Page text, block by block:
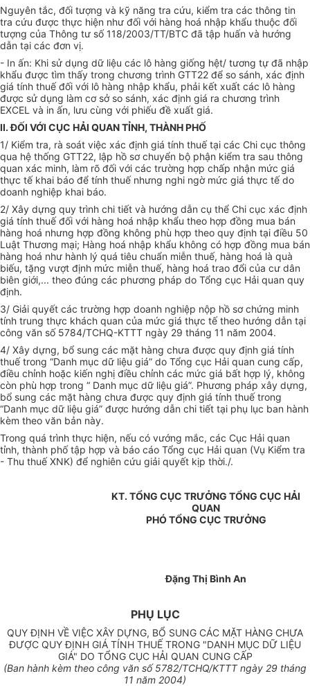
Nguyên tắc, đối tượng và kỹ năng tra cứu, kiểm tra các thông tin
tra cứu được thực hiện như đối với hàng hoá nhập khẩu thuộc đối
tượng của Thông tư số 118/2003/TT/BTC đã tập huấn và hướng
dẫn tại các đơn vị.
- In ấn: Khi sử dụng dữ liệu các lô hàng giống hệt/ tương tự đã nhập
khẩu được tìm thấy trong chương trình GTT22 để so sánh, xác định
giá tính thuế đối với lô hàng nhập khẩu, phải kết xuất các lô hàng
được sử dụng làm cơ sở so sánh, xác định giá ra chương trình
EXCEL và in ấn, lưu cùng với phiếu đề xuất giá.
II. ĐỐI VỚI CỤC HẢI QUAN TỈNH, THÀNH PHỐ
1/ Kiểm tra, rà soát việc xác định giá tính thuế tại các Chi cục thông
qua hệ thống GTT22, lập hồ sơ chuyển bộ phận kiểm tra sau thông
quan xác minh, làm rõ đối với các trường hợp chấp nhận mức giá
thực tế khai báo để tính thuế nhưng nghi ngờ mức giá thực tế do
doanh nghiệp khai báo.
2/ Xây dựng quy trình chi tiết và hướng dẫn cụ thể Chi cục xác định
giá tính thuế đối với hàng hoá nhập khẩu theo hợp đồng mua bán
hàng hoá nhưng hợp đồng không phù hợp theo quy định tại điều 50
Luật Thương mại; Hàng hoá nhập khẩu không có hợp đồng mua bán
hàng hoá như hành lý quá tiêu chuẩn miễn thuế, hàng hoá là quà
biếu, tặng vượt định mức miễn thuế, hàng hoá trao đổi của cư dân
biên giới,... theo đúng các phương pháp do Tổng cục Hải quan quy
định.
3/ Giải quyết các trường hợp doanh nghiệp nộp hồ sơ chứng minh
tính trung thực khách quan của mức giá thực tế theo hướng dẫn tại
công văn số 5784/TCHQ-KTTT ngày 29 tháng 11 năm 2004.
4/ Xây dựng, bổ sung các mặt hàng chưa được quy định giá tính
thuế trong “Danh mục dữ liệu giá” do Tổng cục Hải quan cung cấp,
điều chỉnh hoặc kiến nghị điều chỉnh các mức giá bất hợp lý, không
còn phù hợp trong “ Danh mục dữ liệu giá”. Phương pháp xây dựng,
bổ sung các mặt hàng chưa được quy định giá tính thuế trong
“Danh mục dữ liệu giá” được hướng dẫn chi tiết tại phụ lục ban hành
kèm theo văn bản này.
Trong quá trình thực hiện, nếu có vướng mắc, các Cục Hải quan
tỉnh, thành phố tập hợp và báo cáo Tổng cục Hải quan (Vụ Kiểm tra
- Thu thuế XNK) để nghiên cứu giải quyết kịp thời./.
KT. TỔNG CỤC TRƯỞNG TỔNG CỤC HẢI
QUAN
PHÓ TỔNG CỤC TRƯỞNG
Đặng Thị Bình An
PHỤ LỤC
QUY ĐỊNH VỀ VIỆC XÂY DỰNG, BỔ SUNG CÁC MẶT HÀNG CHƯA
ĐƯỢC QUY ĐỊNH GIÁ TÍNH THUẾ TRONG "DANH MỤC DỮ LIỆU
GIÁ" DO TỔNG CỤC HẢI QUAN CUNG CẤP
(Ban hành kèm theo công văn số 5782/TCHQ/KTTT ngày 29 tháng
11 năm 2004)